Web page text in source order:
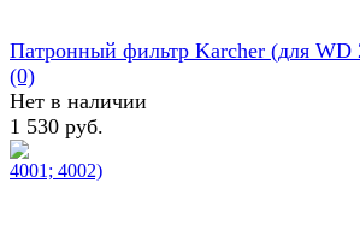
Патронный фильтр Karcher (для WD
(0)
Нет в наличии
1 530 руб.